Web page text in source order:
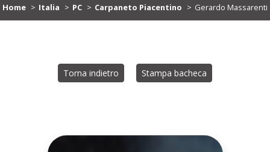
Home Italia PC Carpaneto Piacentino Gerardo Massarenti
Torna indietro Stampa bacheca